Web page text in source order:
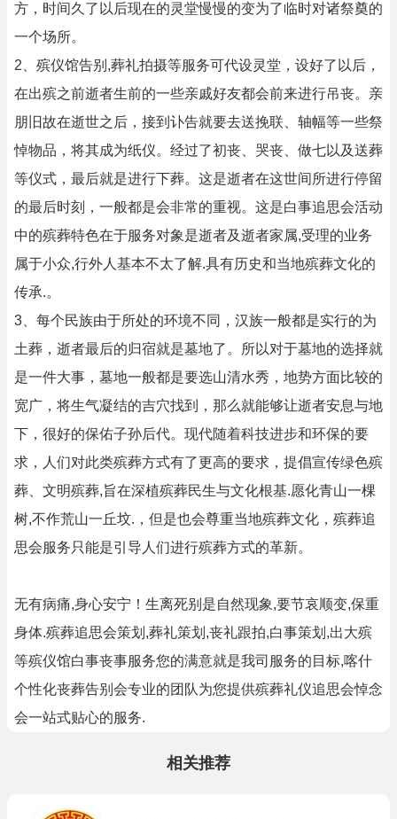
方，时间久了以后现在的灵堂慢慢的变为了临时对诸祭奠的
一个场所。
2、殡仪馆告别,葬礼拍摄等服务可代设灵堂，设好了以后，
在出殡之前逝者生前的一些亲戚好友都会前来进行吊丧。亲
朋旧故在逝世之后，接到讣告就要去送挽联、轴幅等一些祭
悼物品，将其成为纸仪。经过了初丧、哭丧、做七以及送葬
等仪式，最后就是进行下葬。这是逝者在这世间所进行停留
的最后时刻，一般都是会非常的重视。这是白事追思会活动
中的殡葬特色在于服务对象是逝者及逝者家属,受理的业务
属于小众,行外人基本不太了解.具有历史和当地殡葬文化的
传承.。
3、每个民族由于所处的环境不同，汉族一般都是实行的为
土葬，逝者最后的归宿就是墓地了。所以对于墓地的选择就
是一件大事，墓地一般都是要选山清水秀，地势方面比较的
宽广，将生气凝结的吉穴找到，那么就能够让逝者安息与地
下，很好的保佑子孙后代。现代随着科技进步和环保的要
求，人们对此类殡葬方式有了更高的要求，提倡宣传绿色殡
葬、文明殡葬,旨在深植殡葬民生与文化根基.愿化青山一棵
树,不作荒山一丘坟.，但是也会尊重当地殡葬文化，殡葬追
思会服务只能是引导人们进行殡葬方式的革新。
无有病痛,身心安宁！生离死别是自然现象,要节哀顺变,保重
身体.殡葬追思会策划,葬礼策划,丧礼跟拍,白事策划,出大殡
等殡仪馆白事丧事服务您的满意就是我司服务的目标,喀什
个性化丧葬告别会专业的团队为您提供殡葬礼仪追思会悼念
会一站式贴心的服务.
相关推荐